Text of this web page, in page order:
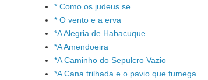
* Como os judeus se...
* O vento e a erva
*A Alegria de Habacuque
*A Amendoeira
*A Caminho do Sepulcro Vazio
*A Cana trilhada e o pavio que fumega